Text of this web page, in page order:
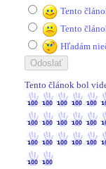
Tento
Tento
Hľadám
Tento článok bol